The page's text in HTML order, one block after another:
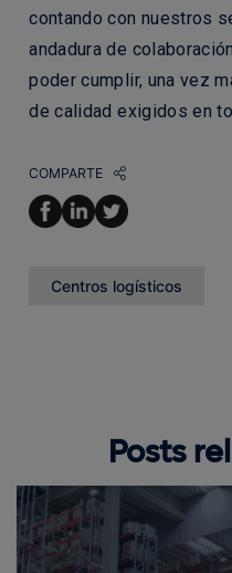
contando con nuestros
andadura de
poder cumplir, una vez
de calidad exigidos en
COMPARTE
Centros logísticos
Posts